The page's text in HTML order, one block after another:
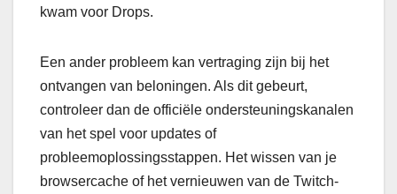
kwam voor Drops.
Een ander probleem kan vertraging zijn bij het
ontvangen van beloningen. Als dit gebeurt,
controleer dan de officiële ondersteuningskanalen
van het spel voor updates of
probleemoplossingsstappen. Het wissen van je
browsercache of het vernieuwen van de Twitch-